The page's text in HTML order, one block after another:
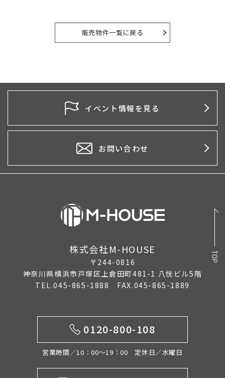
販売物件一覧に戻る
イベント情報を見る
お問い合わせ
株式会社M-HOUSE
〒244-0816
神奈川県横浜市戸塚区上倉田町481-1 八恍ビル5階
TEL.045-865-1888 FAX.045-865-1889
0120-800-108
営業時間／10：00〜19：00 定休日／水曜日